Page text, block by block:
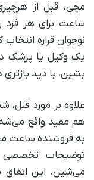
مچی، قبل از
ساعت برای هر
نوجوان قراره
یک وکیل یا پزشک
بشین، با دید
علاوه بر مورد
هم مفید واقع
به فروشنده ساعت
توضیحات تخصصی
می‌شین. این